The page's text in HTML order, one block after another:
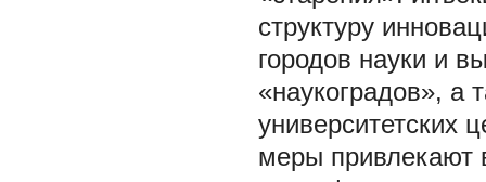
структуру
городов науки и
«наукоградов», а
университетских
меры привлекают